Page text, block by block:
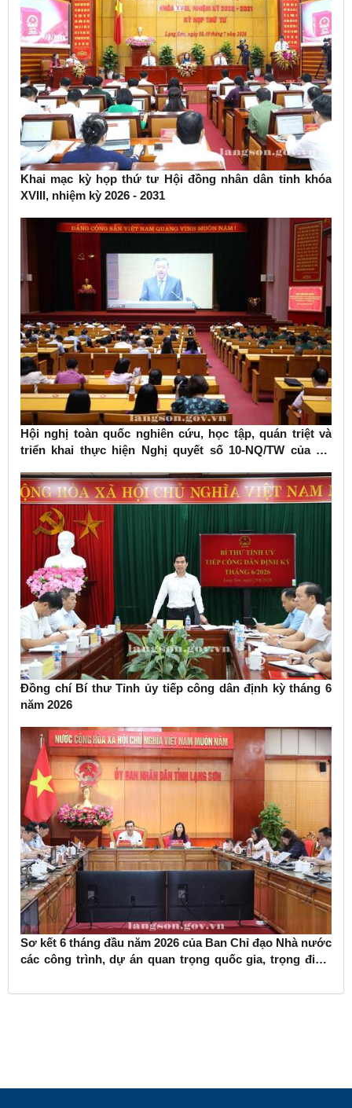
Khai mạc kỳ họp thứ tư Hội đồng nhân dân tỉnh khóa
XVIII, nhiệm kỳ 2026 - 2031
Hội nghị toàn quốc nghiên cứu, học tập, quán triệt và
triển khai thực hiện Nghị quyết số 10-NQ/TW của Bộ
Đồng chí Bí thư Tỉnh ủy tiếp công dân định kỳ tháng 6
năm 2026
Sơ kết 6 tháng đầu năm 2026 của Ban Chỉ đạo Nhà nước
các công trình, dự án quan trọng quốc gia, trọng điểm